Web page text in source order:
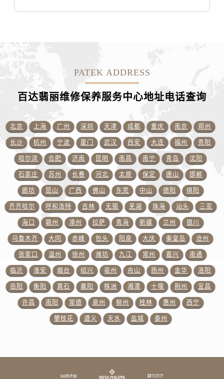
上海市黄浦区南京东路299号宏伊国际广场写字楼8层806室百达翡丽售后服务中心（需提前预约）
浙江省杭州市上城区钱江路1366号华润大厦A座5层503-5室百达翡丽售后服务中心（需提前预约）
浙江省湖州市吴兴区劳动路百达翡丽售后服务中心（需提前预约）
浙江省嘉兴市南湖区广益路705号嘉兴世界贸易中心A座13层1304室百达翡丽售后服务中心（需提前预约）
浙江省金华市金东区东市南街777号金华万达广场4号楼22楼2209室百达翡丽售后服务中心（需提前预约）
浙江省丽水市莲都区解放街百达翡丽售后服务中心（需提前预约）
浙江省宁波市江北区大闸南路500号来福士广场办公楼20层2009室百达翡丽售后服务中心（需提前预约）
浙江省衢州市柯城区上街百达翡丽售后服务中心（需提前预约）
浙江省绍兴市越城区胜利东路379号世茂天际中心写字楼8层805室百达翡丽售后服务中心（需提前预约）
浙江省舟山市定海区解放东路百达翡丽售后服务中心（需提前预约）
澳门特别行政区大堂区议事亭前地（新马路）百达翡丽售后服务中心（需提前预约）
澳门特别行政区风顺堂区南湾大马路百达翡丽售后服务中心（需提前预约）
澳门特别行政区花地玛堂区关闸广场百达翡丽售后服务中心（需提前预约）
澳门特别行政区花王堂区大三巴商圈百达翡丽售后服务中心（需提前预约）
澳门特别行政区嘉模堂区官也街百达翡丽售后服务中心（需提前预约）
福建省厦门市思明区湖滨东路95号万象城华润大厦B座11层1104室百达翡丽售后服务中心（需提前预约）
PATEK ADDRESS
百达翡丽维修保养服务中心地址电话查询
北京 上海 广州 深圳 天津 成都 重庆 南京 郑州
长沙 杭州 宁波 厦门 武汉 西安 大连 福州 贵阳
哈尔滨 合肥 济南 昆明 南昌 南宁 青岛 沈阳
石家庄 苏州 长春 河北 太原 保定 唐山 邯郸
廊坊 昆山 广西 佛山 东莞 中山 德阳 绵阳
齐齐哈尔 呼和浩特 吉林 无锡 芜湖 珠海 汕头 三亚
海口 赣州 漳州 拉萨 青海 新疆 兰州 银川
乌鲁木齐 大同 赤峰 包头 阳泉 大庆 秦皇岛 沧州
张家口 温州 徐州 潍坊 九江 常州 嘉兴 南通
临沂 淮安 烟台 绍兴 亳州 舟山 扬州 金华 洛阳
岳阳 衡阳 黄石 襄阳 株洲 湘潭 十堰 荆州 宜昌
许昌 南阳 常德 泉州 柳州 桂林 惠州 西宁
攀枝花 遵义 天水 盐城 泰州